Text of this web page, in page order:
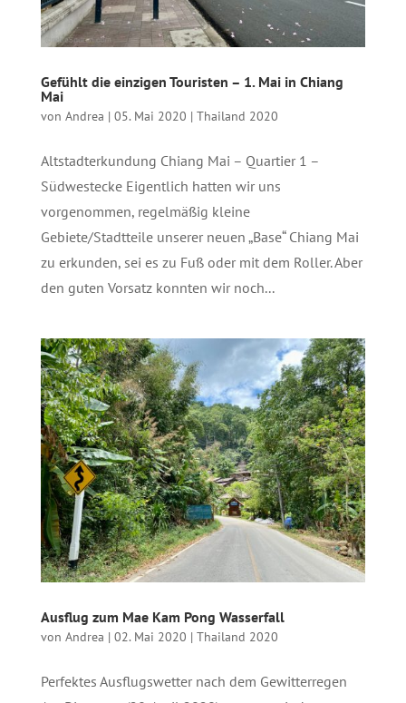
Gefühlt die einzigen Touristen – 1. Mai in Chiang
Mai
von Andrea | 05. Mai 2020 | Thailand 2020
Altstadterkundung Chiang Mai – Quartier 1 –
Südwestecke Eigentlich hatten wir uns
vorgenommen, regelmäßig kleine
Gebiete/Stadtteile unserer neuen „Base“ Chiang Mai
zu erkunden, sei es zu Fuß oder mit dem Roller. Aber
den guten Vorsatz konnten wir noch...
Ausflug zum Mae Kam Pong Wasserfall
von Andrea | 02. Mai 2020 | Thailand 2020
Perfektes Ausflugswetter nach dem Gewitterregen